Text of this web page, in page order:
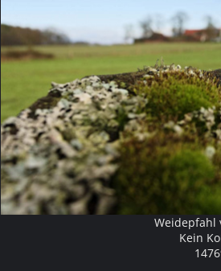
Weidepfahl
Kein